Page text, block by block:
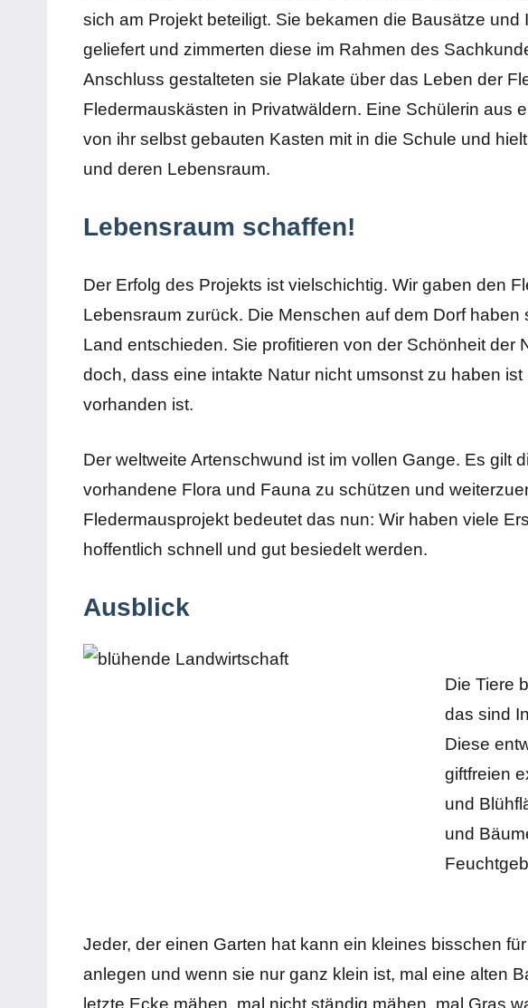
sich am Projekt beteiligt. Sie bekamen die Bausätze und
geliefert und zimmerten diese im Rahmen des
Anschluss gestalteten sie Plakate über das Leben der
Fledermauskästen in Privatwäldern. Eine Schülerin aus
von ihr selbst gebauten Kasten mit in die Schule und
und deren Lebensraum.
Lebensraum schaffen!
Der Erfolg des Projekts ist vielschichtig. Wir gaben den
Lebensraum zurück. Die Menschen auf dem Dorf
Land entschieden. Sie profitieren von der Schönheit der
doch, dass eine intakte Natur nicht umsonst zu haben
vorhanden ist.
Der weltweite Artenschwund ist im vollen Gange. Es gilt
vorhandene Flora und Fauna zu schützen und
Fledermausprojekt bedeutet das nun: Wir haben viele
hoffentlich schnell und gut besiedelt werden.
Ausblick
Die Tiere
das sind
Diese
giftfreien
und
und
Jeder, der einen Garten hat kann ein kleines bisschen
anlegen und wenn sie nur ganz klein ist, mal eine alten
letzte Ecke mähen, mal nicht ständig mähen, mal Gras